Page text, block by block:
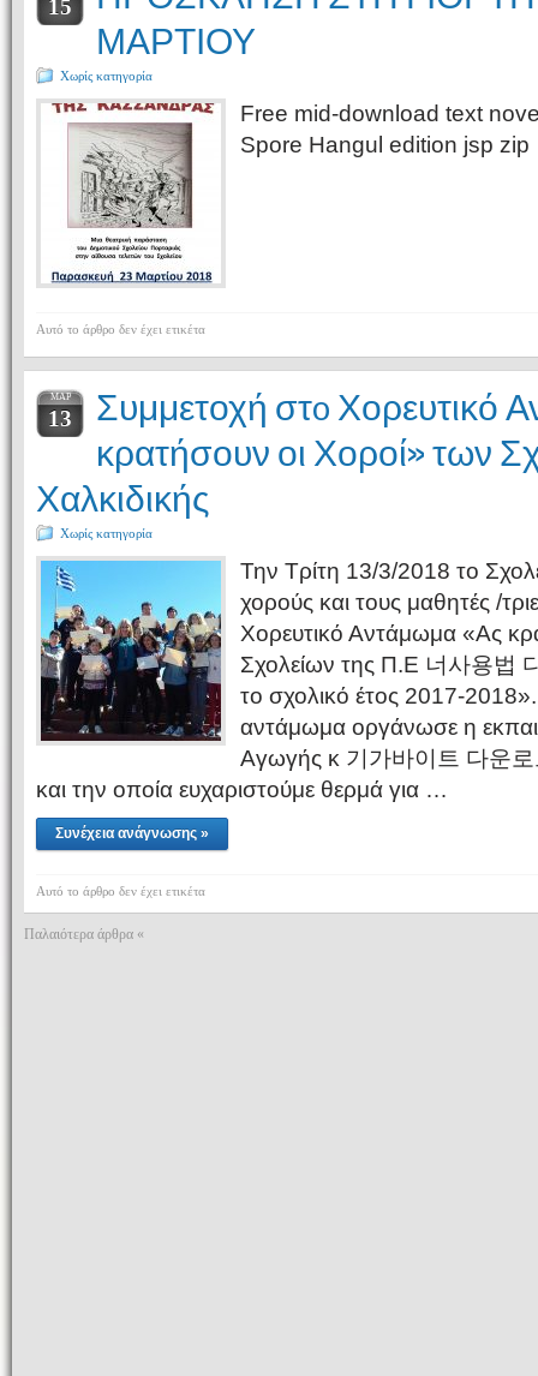
15
ΜΑΡΤΙΟΥ
Χωρίς κατηγορία
Free mid-download text
Spore Hangul edition jsp zip
Αυτό το άρθρο δεν έχει ετικέτα
ΜΑΡ
13
Συμμετοχή στo Χορευτικό
κρατήσουν οι Χοροί» των
Χαλκιδικής
Χωρίς κατηγορία
Την Τρίτη 13/3/2018 το
χορούς και τους μαθητές /
Χορευτικό Αντάμωμα «Ας
Σχολείων της Π.Ε 너사용법
το σχολικό έτος 2017-
αντάμωμα οργάνωσε η
Αγωγής κ 기가바이트 다운
και την οποία ευχαριστούμε θερμά για …
Συνέχεια ανάγνωσης »
Αυτό το άρθρο δεν έχει ετικέτα
Παλαιότερα άρθρα «